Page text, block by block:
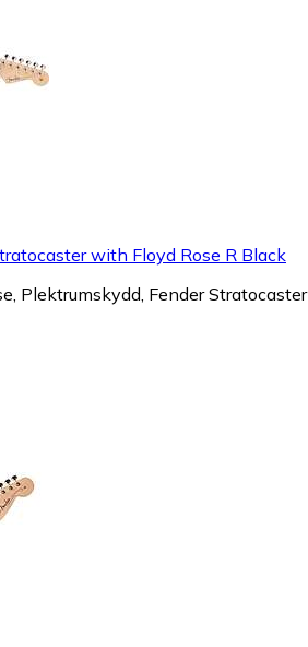
with Floyd Rose R Black
Plektrumskydd, Fender Stratocaster